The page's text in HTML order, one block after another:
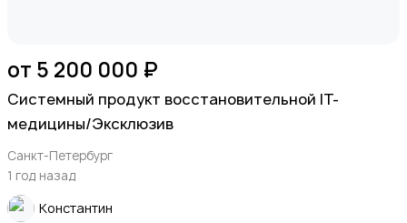
от 5 200 000 ₽
Системный продукт восстановительной IT-
медицины/Эксклюзив
Санкт-Петербург
1 год назад
Константин